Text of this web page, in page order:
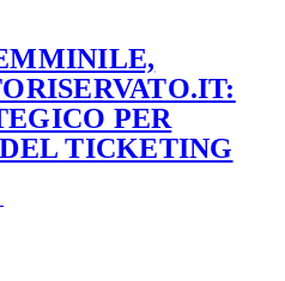
PER
TICKETING